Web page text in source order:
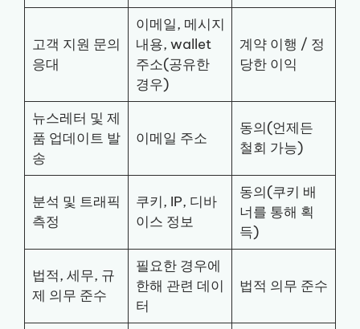
고객 지원 문의
응대
이메일, 메시지
내용, wallet
주소(공유한
경우)
계약 이행 / 정
당한 이익
뉴스레터 및 제
품 업데이트 발
송
이메일 주소
동의(언제든
철회 가능)
분석 및 트래픽
측정
쿠키, IP, 디바
이스 정보
동의(쿠키 배
너를 통해 획
득)
법적, 세무, 규
제 의무 준수
필요한 경우에
한해 관련 데이
터
법적 의무 준수